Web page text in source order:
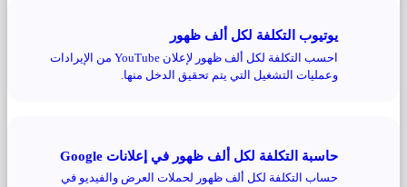
يوتيوب التكلفة لكل ألف ظهور
احسب التكلفة لكل ألف ظهور لإعلان YouTube من الإيرادات
وعمليات التشغيل التي يتم تحقيق الدخل منها.
حاسبة التكلفة لكل ألف ظهور في إعلانات Google
حساب التكلفة لكل ألف ظهور لحملات العرض والفيديو في